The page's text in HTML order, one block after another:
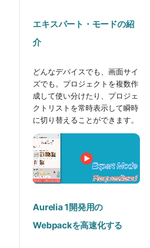
エキスパート・モードの紹
介
どんなデバイスでも、画面サイ
ズでも。プロジェクトを複数作
成して使い分けたり、プロジェ
クトリストを常時表示して瞬時
に切り替えることができます。
Aurelia 1開発用の
Webpackを高速化する